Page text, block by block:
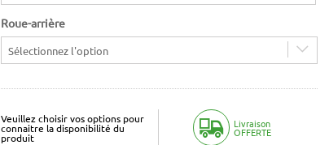
Roue-arrière
Sélectionnez l'option
Veuillez choisir vos options pour
connaitre la disponibilité du
produit
Livraison
OFFERTE